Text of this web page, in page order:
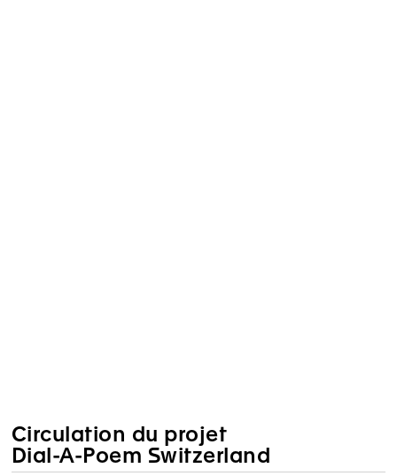
Circulation du projet
Dial-A-Poem Switzerland